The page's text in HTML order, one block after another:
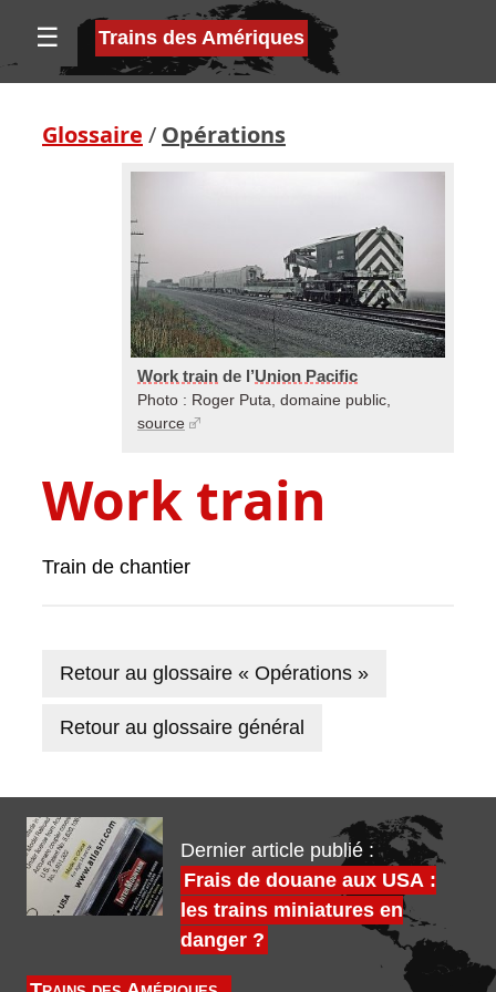
☰ Trains des Amériques
Glossaire / Opérations
Work train de l’Union Pacific
Photo : Roger Puta, domaine public,
source
Work train
Train de chantier
Retour au glossaire « Opérations »
Retour au glossaire général
Dernier article publié :
Frais de douane aux USA :
les trains miniatures en
danger ?